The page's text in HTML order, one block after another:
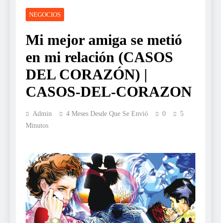
NEGOCIOS
Mi mejor amiga se metió
en mi relación (CASOS
DEL CORAZÓN) |
CASOS-DEL-CORAZON
Admin 4 Meses Desde Que Se Envió 0
5
Minutos